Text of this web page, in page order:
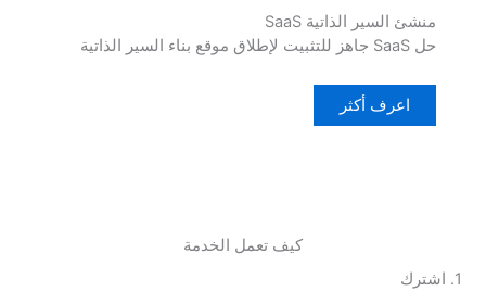
منشئ السير الذاتية SaaS
حل SaaS جاهز للتثبيت لإطلاق موقع بناء السير الذاتية
اعرف أكثر
كيف تعمل الخدمة
1. اشترك